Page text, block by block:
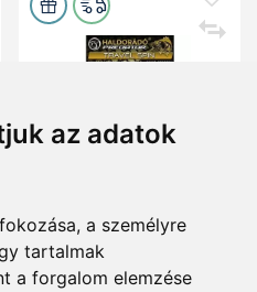
az adatok
a személyre
tartalmak
a forgalom elemzése
Travel Spin 240MH
bot + orsó szett